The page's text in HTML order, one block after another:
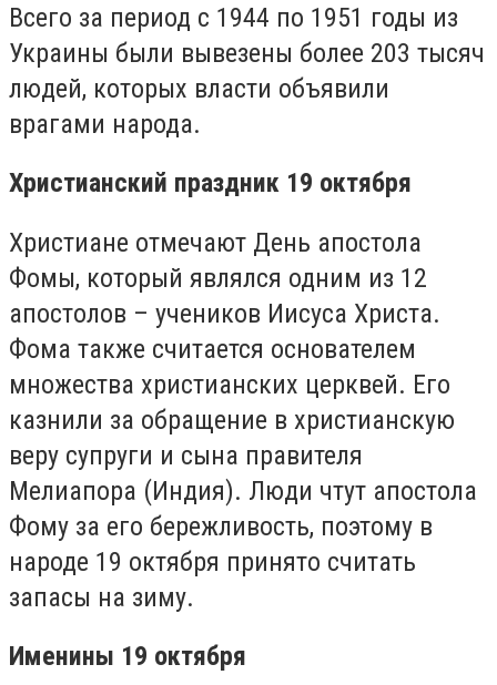
Всего за период с 1944 по 1951 годы из
Украины были вывезены более 203 тысяч
людей, которых власти объявили
врагами народа.
Христианский праздник 19 октября
Христиане отмечают День апостола
Фомы, который являлся одним из 12
апостолов – учеников Иисуса Христа.
Фома также считается основателем
множества христианских церквей. Его
казнили за обращение в христианскую
веру супруги и сына правителя
Мелиапора (Индия). Люди чтут апостола
Фому за его бережливость, поэтому в
народе 19 октября принято считать
запасы на зиму.
Именины 19 октября